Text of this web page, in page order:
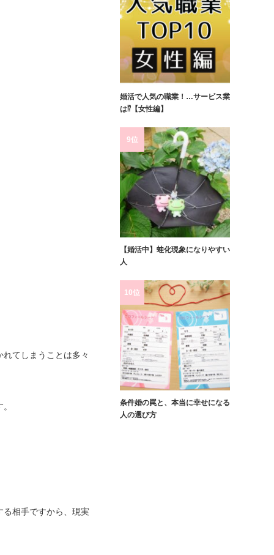
てしまうことは多々
る相手ですから、現実
婚活で人気の職業！…サービス業
は⁉【女性編】
9位
【婚活中】蛙化現象になりやすい
人
10位
条件婚の罠と、本当に幸せになる
人の選び方